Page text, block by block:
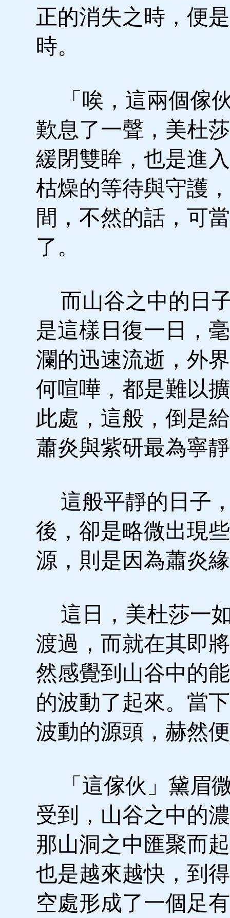
正的消失之時，便
時。
「唉，這兩個傢
歎息了一聲，美杜
緩閉雙眸，也是進
枯燥的等待與守護
間，不然的話，可
了。
而山谷之中的日
是這樣日復一日，
瀾的迅速流逝，外
何喧嘩，都是難以
此處，這般，倒是
蕭炎與紫研最為寧
這般平靜的日子
後，卻是略微出現
源，則是因為蕭炎
這日，美杜莎一
渡過，而就在其即
然感覺到山谷中的
的波動了起來。當
波動的源頭，赫然
「這傢伙」黛眉
受到，山谷之中的
那山洞之中匯聚而
也是越來越快，到
空處形成了一個足